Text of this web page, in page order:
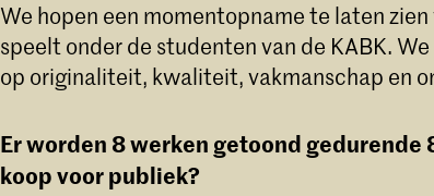
We hopen een momentopname te laten
speelt onder de studenten van de KABK.
op originaliteit, kwaliteit, vakmanschap en
Er worden 8 werken getoond gedurende
koop voor publiek?